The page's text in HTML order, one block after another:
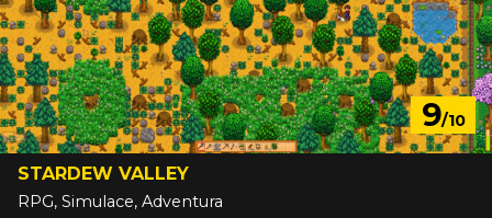
9/10
STARDEW VALLEY
RPG, Simulace, Adventura